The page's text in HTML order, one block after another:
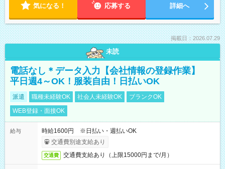
気になる！ 応募する 詳細へ
掲載日：2026.07.29
未読
電話なし＊データ入力【会社情報の登録作業】
平日週4～OK！服装自由！日払いOK
派遣 職種未経験OK 社会人未経験OK
ブランクOK
WEB登録・面接OK
給与
時給1600円 ※日払い・週払いOK
交通費別途支給あり
交通費 交通費支給あり（上限15000円まで/月）